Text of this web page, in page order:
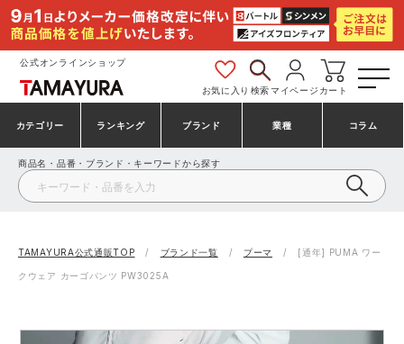
公式オンラインショップ
お気に入り 検索マイページ カート
カテゴリー
安全靴・作業靴
ランキング
安全靴ランキング
安全靴スニーカーランキング
ブランド
アシックス
プーマ コンバース（CONVERSE）
業種
建設・建築作業服
製造・工場作業服
コラム
商品名・品番・ブランド・キーワードから探す
TAMAYURA公式通販TOP ブランド一覧 プーマ [通年] PUMA ワー
クウェア カーゴパンツ PW3025A